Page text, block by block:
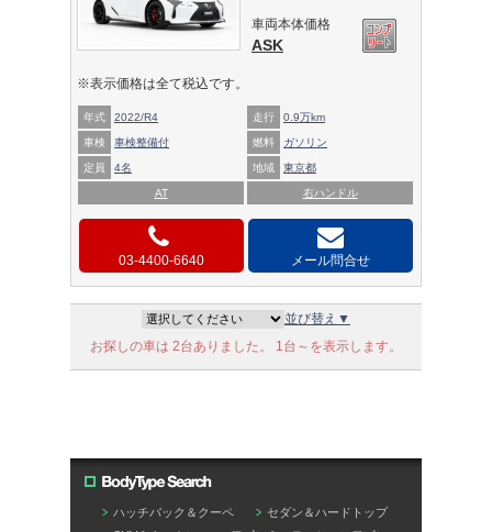
車両本体価格
ASK
※表示価格は全て税込です。
年式 2022/R4 走行 0.9万km
車検 車検整備付 燃料 ガソリン
定員 4名 地域 東京都
AT 右ハンドル
03-4400-6640 メール問合せ
並び替え▼
お探しの車は 2台ありました。 1台～を表示します。
ハッチバック＆クーペ
セダン＆ハードトップ